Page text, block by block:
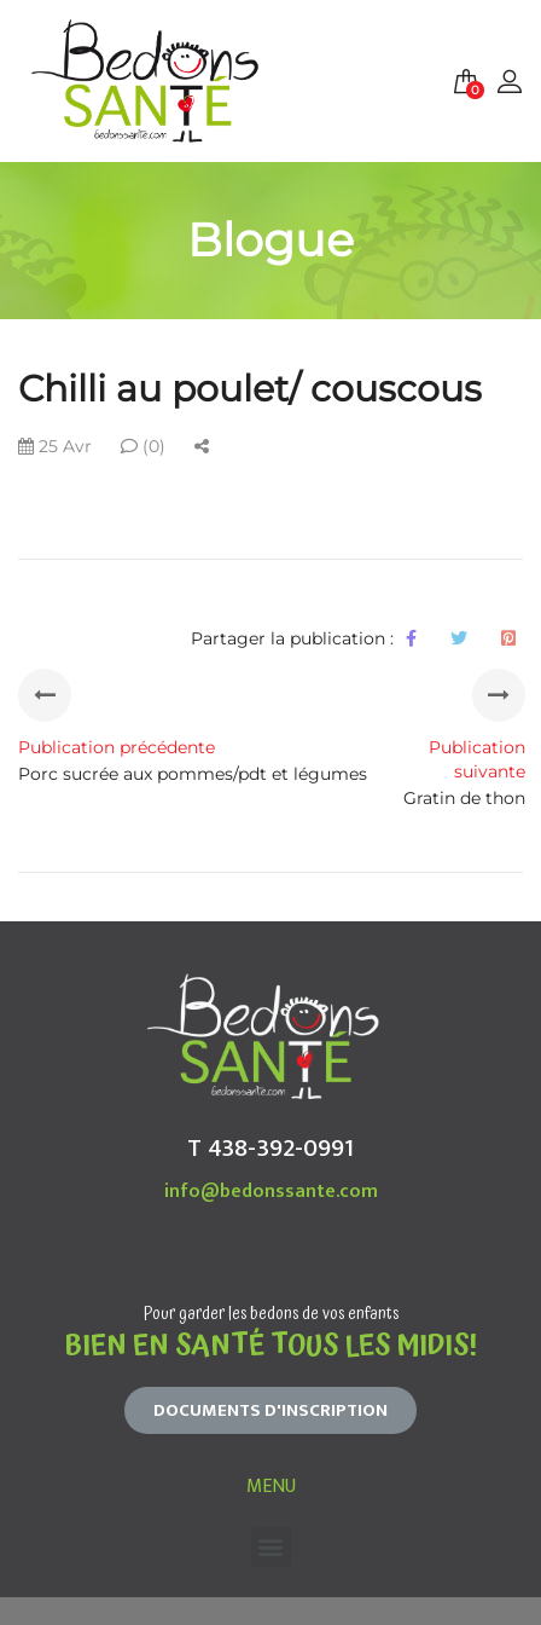
0
Blogue
Chilli au poulet/ couscous
25 Avr (0)
Partager la publication :
Publication précédente
Porc sucrée aux pommes/pdt et légumes
Publication
suivante
Gratin de thon
T 438-392-0991
info@bedonssante.com
Pour garder les bedons de vos enfants
BIEN EN SANTÉ TOUS LES MIDIS!
DOCUMENTS D'INSCRIPTION
MENU